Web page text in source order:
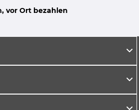
vor Ort bezahlen